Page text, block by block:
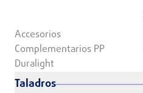
Accesorios
Complementarios PP
Duralight
Taladros